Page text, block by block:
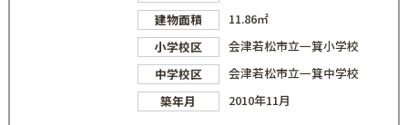
建物面積
11.86㎡
小学校区
会津若松市立一箕小学校
中学校区
会津若松市立一箕中学校
築年月
2010年11月